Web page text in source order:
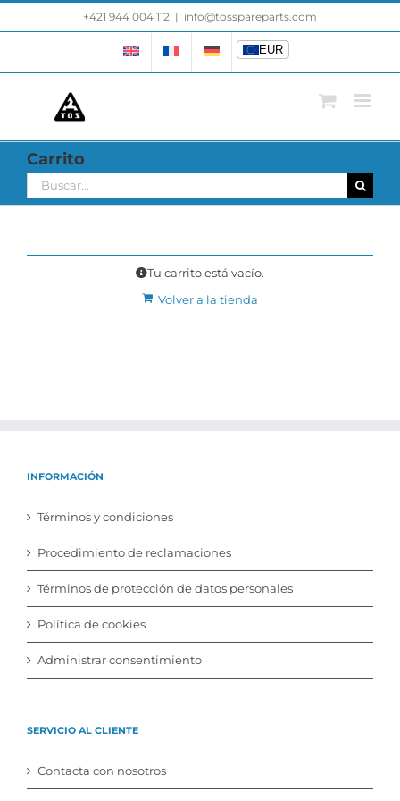
Saltar
+421 944 004 112 | info@tosspareparts.com
EUR
Carrito
Buscar:
Tu carrito está vacío.
Volver a la tienda
INFORMACIÓN
Términos y condiciones
Procedimiento de reclamaciones
Términos de protección de datos personales
Política de cookies
Administrar consentimiento
SERVICIO AL CLIENTE
Contacta con nosotros